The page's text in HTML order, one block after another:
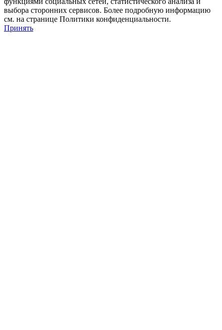
выбора сторонних сервисов. Более подробную информацию
см. на странице Политики конфиденциальности.
Принять